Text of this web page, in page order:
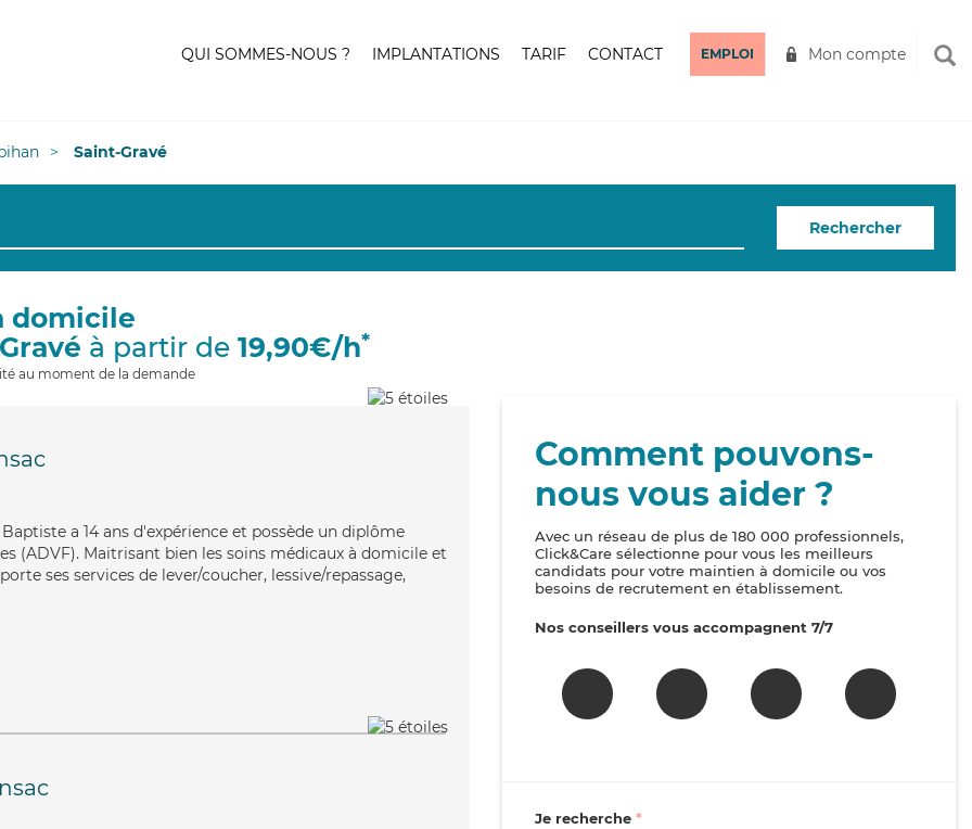
QUI SOMMES-NOUS ? IMPLANTATIONS TARIF CONTACT EMPLOI Mon compte
Saint-Gravé
Rechercher
domicile
à partir de 19,90€/h*
au moment de la demande
a 14 ans d'expérience et possède un diplôme
(ADVF). Maitrisant bien les soins médicaux à domicile et
ses services de lever/coucher, lessive/repassage,
Comment pouvons-
nous vous aider ?
Avec un réseau de plus de 180 000 professionnels,
Click&Care sélectionne pour vous les meilleurs
candidats pour votre maintien à domicile ou vos
besoins de recrutement en établissement.
Nos conseillers vous accompagnent 7/7
Je recherche